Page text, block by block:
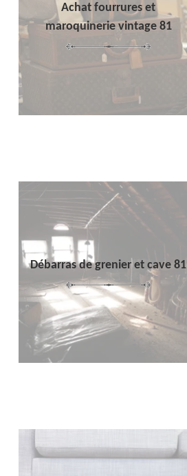
Achat fourrures et
maroquinerie vintage 81
Débarras de grenier et cave 81